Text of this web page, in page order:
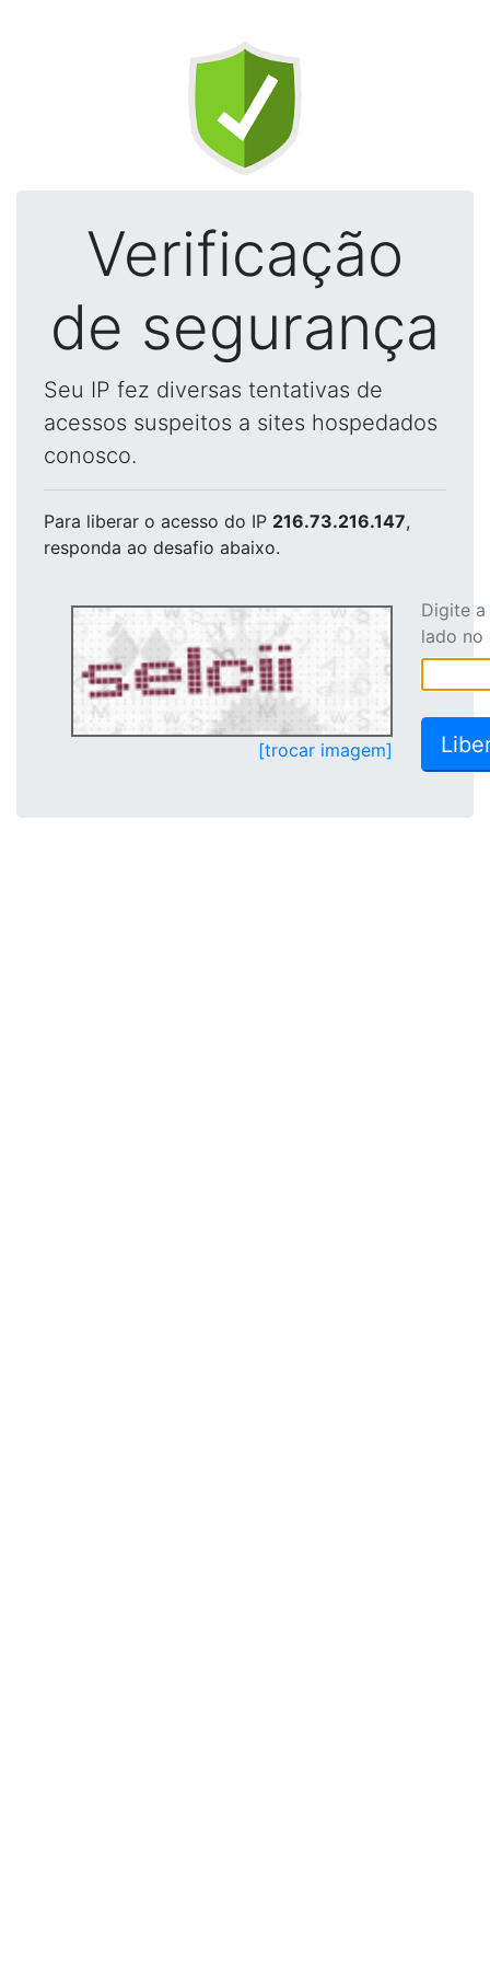
Verificação
de segurança
Seu IP fez diversas tentativas de
acessos suspeitos a sites hospedados
conosco.
Para liberar o acesso do IP 216.73.216.147,
responda ao desafio abaixo.
[trocar imagem]
Digite
lado no